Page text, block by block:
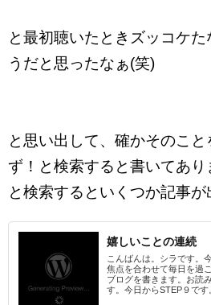
と最初聴いたときズッコケた
うだと思ったなぁ(笑)
と思い出して、確かそのこ
ず！と検索すると書いてあり
と検索するといくつか記事が
嬉しいことの連続
こんばんは。シラです。
焦点を合わせて毎日を過
ブログを書きます。お読
す。今日からSTEP９です